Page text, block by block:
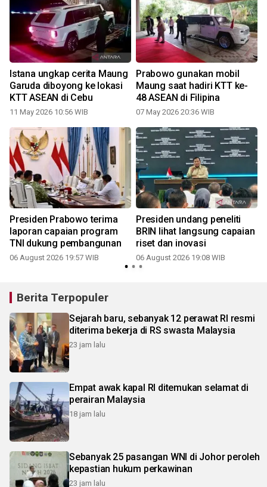
Istana ungkap cerita Maung
Garuda diboyong ke lokasi
KTT ASEAN di Cebu
11 May 2026 10:56 WIB
Prabowo gunakan mobil
Maung saat hadiri KTT ke-
48 ASEAN di Filipina
07 May 2026 20:36 WIB
Presiden Prabowo terima
laporan capaian program
TNI dukung pembangunan
06 August 2026 19:57 WIB
Presiden undang peneliti
BRIN lihat langsung capaian
riset dan inovasi
06 August 2026 19:08 WIB
Berita Terpopuler
Sejarah baru, sebanyak 12 perawat RI resmi
diterima bekerja di RS swasta Malaysia
23 jam lalu
Empat awak kapal RI ditemukan selamat di
perairan Malaysia
18 jam lalu
Sebanyak 25 pasangan WNI di Johor peroleh
kepastian hukum perkawinan
23 jam lalu